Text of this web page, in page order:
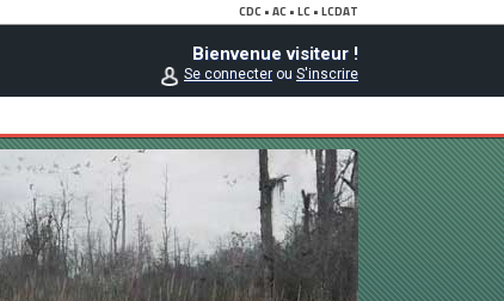
Bienvenue visiteur !
Se connecterou S'inscrire